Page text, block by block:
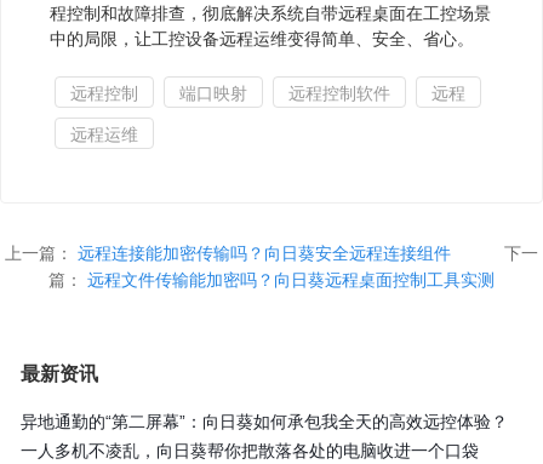
程控制和故障排查，彻底解决系统自带远程桌面在工控场景
中的局限，让工控设备远程运维变得简单、安全、省心。
远程控制 端口映射 远程控制软件 远程
远程运维
上一篇： 远程连接能加密传输吗？向日葵安全远程连接组件
下一
篇： 远程文件传输能加密吗？向日葵远程桌面控制工具实测
最新资讯
异地通勤的“第二屏幕”：向日葵如何承包我全天的高效远控体验？
一人多机不凌乱，向日葵帮你把散落各处的电脑收进一个口袋